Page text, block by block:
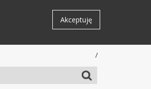
Akceptuję
/